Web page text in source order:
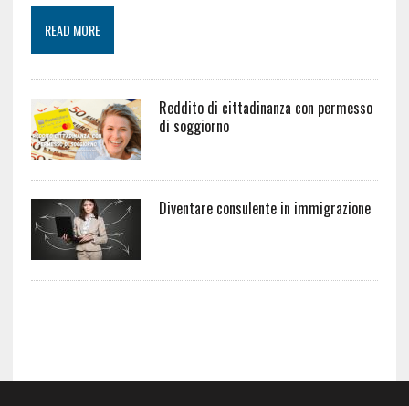
READ MORE
Reddito di cittadinanza con permesso
di soggiorno
Diventare consulente in immigrazione